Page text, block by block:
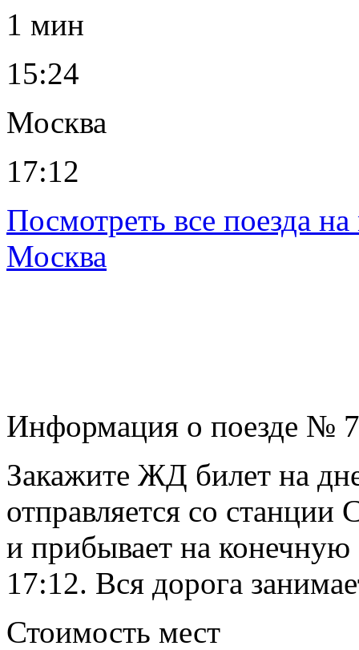
1 мин
15:24
Москва
17:12
Посмотреть все поезда
Москва
Информация о поезде №
Закажите ЖД билет на
отправляется со станции
и прибывает на
17:12. Вся дорога
Стоимость мест